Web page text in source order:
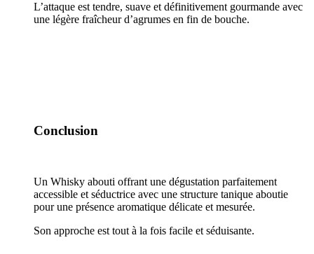
L’attaque est tendre, suave et définitivement gourmande avec
une légère fraîcheur d’agrumes en fin de bouche.
Conclusion
Un Whisky abouti offrant une dégustation parfaitement
accessible et séductrice avec une structure tanique aboutie
pour une présence aromatique délicate et mesurée.
Son approche est tout à la fois facile et séduisante.